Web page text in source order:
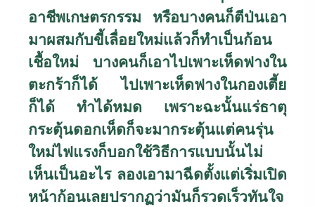
อาชีพเกษตรกรรม หรือบางคนก็ตีป่นเอา
มาผสมกับขี้เลื่อยใหม่แล้วก็ทำเป็นก้อน
เชื้อใหม่ บางคนก็เอาไปเพาะเห็ดฟางใน
ตะกร้าก็ได้ ไปเพาะเห็ดฟางในกองเตี้ย
ก็ได้ ทำได้หมด เพราะฉะนั้นแร่ธาตุ
กระตุ้นดอกเห็ดก็จะมากระตุ้นแต่คนรุ่น
ใหม่ไฟแรงก็บอกใช้วิธีการแบบนั้นไม่
เห็นเป็นอะไร ลองเอามาฉีดตั้งแต่เริ่มเปิด
หน้าก้อนเลยปรากฏว่ามันก็รวดเร็วทันใจ